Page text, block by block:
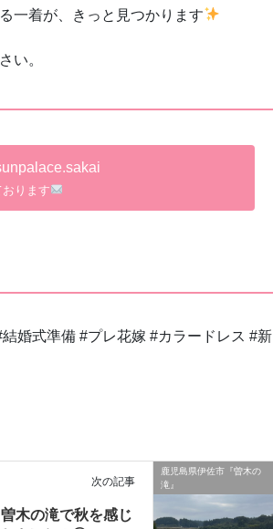
一着が、きっと見つかります
い。
ります
婚式準備 #プレ花嫁 #カラードレス #新
鹿児島県伊佐市『曽木の
滝』
次の記事
曽木の滝で秋を感じ